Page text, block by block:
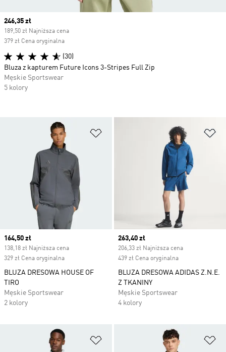
Dodaj do listy życzeń
Current price
164,50 zł
138,18 zł Najniższa cena
329 zł Cena oryginalna
BLUZA DRESOWA HOUSE OF
TIRO
Męskie Sportswear
2 kolory
Current price
263,40 zł
206,33 zł Najniższa cena
439 zł Cena oryginalna
BLUZA DRESOWA ADIDAS Z.N.E.
Z TKANINY
Męskie Sportswear
4 kolory
Dodaj do listy życzeń
Current price
246,35 zł
189,50 zł Najniższa cena
379 zł Cena oryginalna
(30)
Bluza z kapturem Future Icons 3-Stripes Full Zip
Męskie Sportswear
5 kolory